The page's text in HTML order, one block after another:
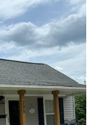
appréciés